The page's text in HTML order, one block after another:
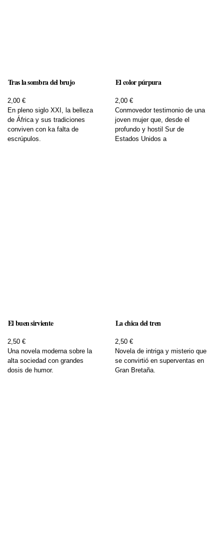
Tras la sombra del brujo
2,00 €
En pleno siglo XXI, la belleza
de África y sus tradiciones
conviven con ka falta de
escrúpulos.
El color púrpura
2,00 €
Conmovedor testimonio de una
joven mujer que, desde el
profundo y hostil Sur de
Estados Unidos a
El buen sirviente
2,50 €
Una novela moderna sobre la
alta sociedad con grandes
dosis de humor.
La chica del tren
2,50 €
Novela de intriga y misterio que
se convirtió en superventas en
Gran Bretaña.